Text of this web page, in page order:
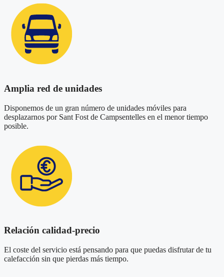
Amplia red de unidades
Disponemos de un gran número de unidades móviles para
desplazarnos por Sant Fost de Campsentelles en el menor tiempo
posible.
Relación calidad-precio
El coste del servicio está pensando para que puedas disfrutar de tu
calefacción sin que pierdas más tiempo.